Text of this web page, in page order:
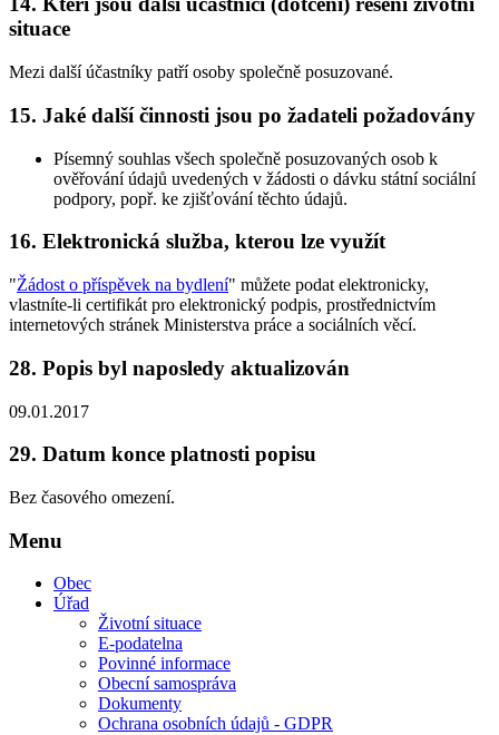
situace
Mezi další účastníky patří osoby společně posuzované.
15. Jaké další činnosti jsou po žadateli požadovány
Písemný souhlas všech společně posuzovaných osob k
ověřování údajů uvedených v žádosti o dávku státní sociální
podpory, popř. ke zjišťování těchto údajů.
16. Elektronická služba, kterou lze využít
"Žádost o příspěvek na bydlení" můžete podat elektronicky,
vlastníte-li certifikát pro elektronický podpis, prostřednictvím
internetových stránek Ministerstva práce a sociálních věcí.
28. Popis byl naposledy aktualizován
09.01.2017
29. Datum konce platnosti popisu
Bez časového omezení.
Menu
Obec
Úřad
Životní situace
E-podatelna
Povinné informace
Obecní samospráva
Dokumenty
Ochrana osobních údajů - GDPR